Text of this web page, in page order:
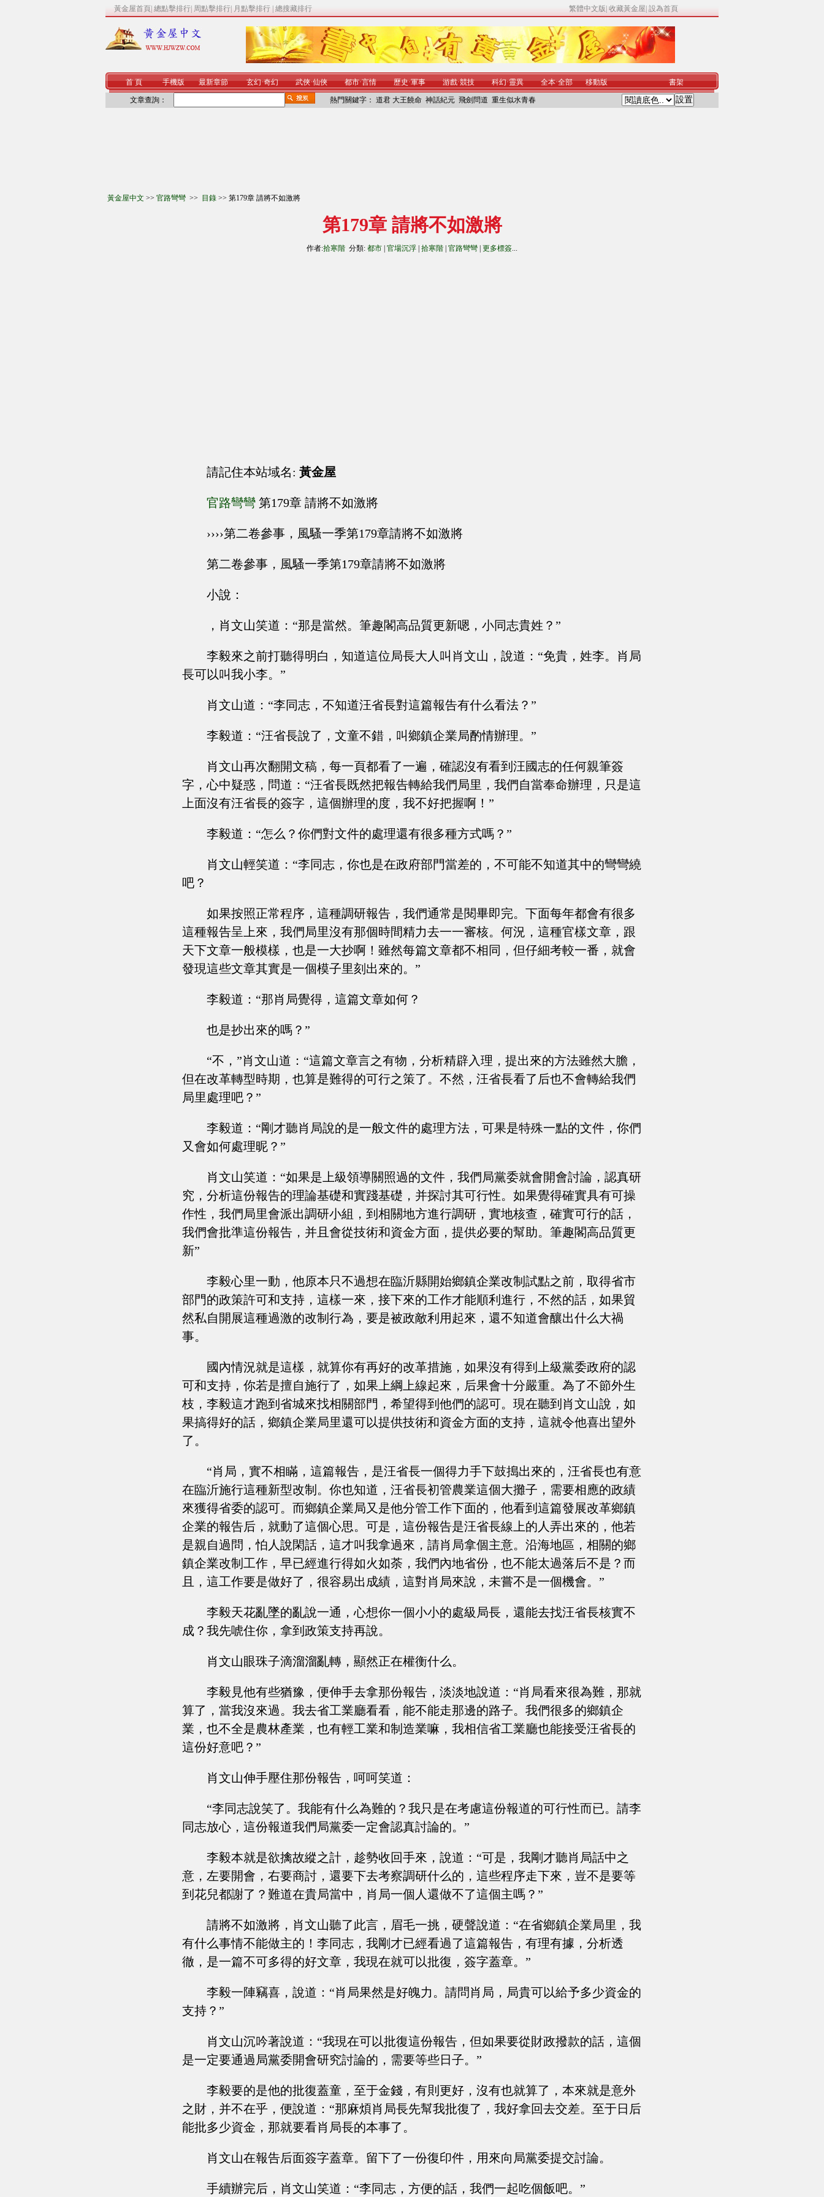
黃金屋首頁 總點擊排行 周點擊排行 月點擊排行 總搜藏排行 繁體中文版 收藏黃金屋 設為首頁
首 頁 手機版 最新章節 玄幻·奇幻 武俠·仙俠 都市·言情 歷史·軍事 游戲·競技 科幻·靈異 全本·全部 移動版 書架
文章查詢： 熱門關鍵字： 道君 大王饒命 神話紀元 飛劍問道 重生似水青春
黃金屋中文 >> 官路彎彎 >> 目錄 >> 第179章 請將不如激將
第179章 請將不如激將
作者:拾寒階 分類: 都市 官場沉浮 拾寒階 官路彎彎 更多標簽...
請記住本站域名: 黃金屋
官路彎彎 第179章 請將不如激將
››››第二卷參事，風騷一季第179章請將不如激將
第二卷參事，風騷一季第179章請將不如激將
小說：
，肖文山笑道：“那是當然。筆趣閣高品質更新嗯，小同志貴姓？”
李毅來之前打聽得明白，知道這位局長大人叫肖文山，說道：“免貴，姓李。肖局
長可以叫我小李。”
肖文山道：“李同志，不知道汪省長對這篇報告有什么看法？”
李毅道：“汪省長說了，文童不錯，叫鄉鎮企業局酌情辦理。”
肖文山再次翻開文稿，每一頁都看了一遍，確認沒有看到汪國志的任何親筆簽
字，心中疑惑，問道：“汪省長既然把報告轉給我們局里，我們自當奉命辦理，只是這
上面沒有汪省長的簽字，這個辦理的度，我不好把握啊！”
李毅道：“怎么？你們對文件的處理還有很多種方式嗎？”
肖文山輕笑道：“李同志，你也是在政府部門當差的，不可能不知道其中的彎彎繞
吧？
如果按照正常程序，這種調研報告，我們通常是閱畢即完。下面每年都會有很多
這種報告呈上來，我們局里沒有那個時間精力去一一審核。何況，這種官樣文章，跟
天下文章一般模樣，也是一大抄啊！雖然每篇文章都不相同，但仔細考較一番，就會
發現這些文章其實是一個模子里刻出來的。”
李毅道：“那肖局覺得，這篇文章如何？
也是抄出來的嗎？”
“不，”肖文山道：“這篇文章言之有物，分析精辟入理，提出來的方法雖然大膽，
但在改革轉型時期，也算是難得的可行之策了。不然，汪省長看了后也不會轉給我們
局里處理吧？”
李毅道：“剛才聽肖局說的是一般文件的處理方法，可果是特殊一點的文件，你們
又會如何處理昵？”
肖文山笑道：“如果是上級領導關照過的文件，我們局黨委就會開會討論，認真研
究，分析這份報告的理論基礎和實踐基礎，并探討其可行性。如果覺得確實具有可操
作性，我們局里會派出調研小組，到相關地方進行調研，實地核查，確實可行的話，
我們會批準這份報告，并且會從技術和資金方面，提供必要的幫助。筆趣閣高品質更
新”
李毅心里一動，他原本只不過想在臨沂縣開始鄉鎮企業改制試點之前，取得省市
部門的政策許可和支持，這樣一來，接下來的工作才能順利進行，不然的話，如果貿
然私自開展這種過激的改制行為，要是被政敵利用起來，還不知道會釀出什么大禍
事。
國內情況就是這樣，就算你有再好的改革措施，如果沒有得到上級黨委政府的認
可和支持，你若是擅自施行了，如果上綱上線起來，后果會十分嚴重。為了不節外生
枝，李毅這才跑到省城來找相關部門，希望得到他們的認可。現在聽到肖文山說，如
果搞得好的話，鄉鎮企業局里還可以提供技術和資金方面的支持，這就令他喜出望外
了。
“肖局，實不相瞞，這篇報告，是汪省長一個得力手下鼓搗出來的，汪省長也有意
在臨沂施行這種新型改制。你也知道，汪省長初管農業這個大攤子，需要相應的政績
來獲得省委的認可。而鄉鎮企業局又是他分管工作下面的，他看到這篇發展改革鄉鎮
企業的報告后，就動了這個心思。可是，這份報告是汪省長線上的人弄出來的，他若
是親自過問，怕人說閑話，這才叫我拿過來，請肖局拿個主意。沿海地區，相關的鄉
鎮企業改制工作，早已經進行得如火如荼，我們內地省份，也不能太過落后不是？而
且，這工作要是做好了，很容易出成績，這對肖局來說，未嘗不是一個機會。”
李毅天花亂墜的亂說一通，心想你一個小小的處級局長，還能去找汪省長核實不
成？我先唬住你，拿到政策支持再說。
肖文山眼珠子滴溜溜亂轉，顯然正在權衡什么。
李毅見他有些猶豫，便伸手去拿那份報告，淡淡地說道：“肖局看來很為難，那就
算了，當我沒來過。我去省工業廳看看，能不能走那邊的路子。我們很多的鄉鎮企
業，也不全是農林產業，也有輕工業和制造業嘛，我相信省工業廳也能接受汪省長的
這份好意吧？”
肖文山伸手壓住那份報告，呵呵笑道：
“李同志說笑了。我能有什么為難的？我只是在考慮這份報道的可行性而已。請李
同志放心，這份報道我們局黨委一定會認真討論的。”
李毅本就是欲擒故縱之計，趁勢收回手來，說道：“可是，我剛才聽肖局話中之
意，左要開會，右要商討，還要下去考察調研什么的，這些程序走下來，豈不是要等
到花兒都謝了？難道在貴局當中，肖局一個人還做不了這個主嗎？”
請將不如激將，肖文山聽了此言，眉毛一挑，硬聲說道：“在省鄉鎮企業局里，我
有什么事情不能做主的！李同志，我剛才已經看過了這篇報告，有理有據，分析透
徹，是一篇不可多得的好文章，我現在就可以批復，簽字蓋章。”
李毅一陣竊喜，說道：“肖局果然是好魄力。請問肖局，局貴可以給予多少資金的
支持？”
肖文山沉吟著說道：“我現在可以批復這份報告，但如果要從財政撥款的話，這個
是一定要通過局黨委開會研究討論的，需要等些日子。”
李毅要的是他的批復蓋童，至于金錢，有則更好，沒有也就算了，本來就是意外
之財，并不在乎，便說道：“那麻煩肖局長先幫我批復了，我好拿回去交差。至于日后
能批多少資金，那就要看肖局長的本事了。
肖文山在報告后面簽字蓋章。留下了一份復印件，用來向局黨委提交討論。
手續辦完后，肖文山笑道：“李同志，方便的話，我們一起吃個飯吧。”